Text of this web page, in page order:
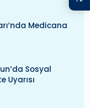
Medicana
Sosyal
Uyarısı